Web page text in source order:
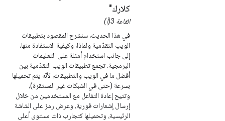
كلارك"
القاعة 3(أ)
في هذا الحديث، سنشرح المقصود بتطبيقات
الويب التقدّمية ولماذا، وكيفية الاستفادة منها،
إلى جانب استخدام أمثلة على التعليمات
البرمجية. تجمع تطبيقات الويب التقدّمية بين
أفضل ما في الويب والتطبيقات، لأنّه يتم تحميلها
بسرعة (حتى في الشبكات غير المستقرة)،
وتتيح إعادة التفاعل مع المستخدمين من خلال
إرسال إشعارات فورية، وعرض رمز على الشاشة
الرئيسية، وتحميلها كتجارب ذات مستوى أعلى